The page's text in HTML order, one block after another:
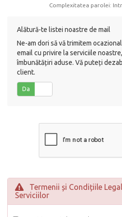
Complexitatea parolei:
Alătură-te listei noastre de mail
Ne-am dori să vă trimitem
email cu privire la serviciile
îmbunătățiri aduse. Vă puteți
client.
Da
Termenii și Condițiile
Serviciilor